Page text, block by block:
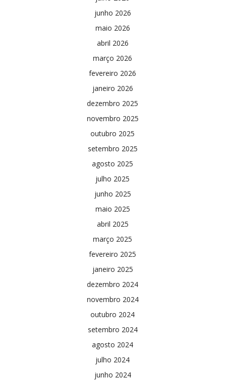
junho 2026
maio 2026
abril 2026
março 2026
fevereiro 2026
janeiro 2026
dezembro 2025
novembro 2025
outubro 2025
setembro 2025
agosto 2025
julho 2025
junho 2025
maio 2025
abril 2025
março 2025
fevereiro 2025
janeiro 2025
dezembro 2024
novembro 2024
outubro 2024
setembro 2024
agosto 2024
julho 2024
junho 2024